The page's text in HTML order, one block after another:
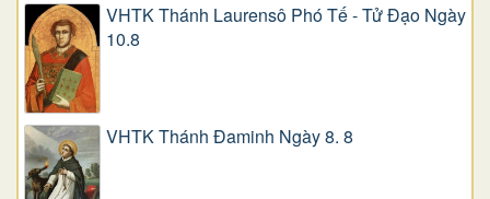
VHTK Thánh Laurensô Phó Tế - Tử Đạo Ngày
10.8
VHTK Thánh Đaminh Ngày 8. 8